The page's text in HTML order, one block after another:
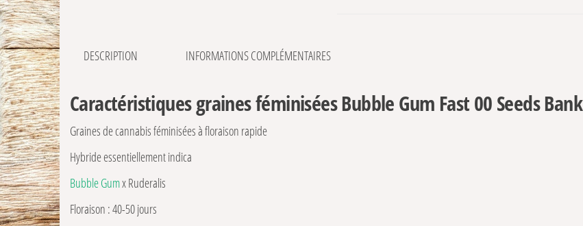
DESCRIPTION INFORMATIONS COMPLÉMENTAIRES
Caractéristiques graines féminisées Bubble Gum Fast 00 Seeds Bank
Graines de cannabis féminisées à floraison rapide
Hybride essentiellement indica
Bubble Gumx Ruderalis
Floraison : 40-50 jours